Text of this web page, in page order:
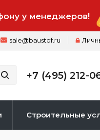
у менеджеров!
sale@baustof.ru
+7 (495) 212-
Строительные